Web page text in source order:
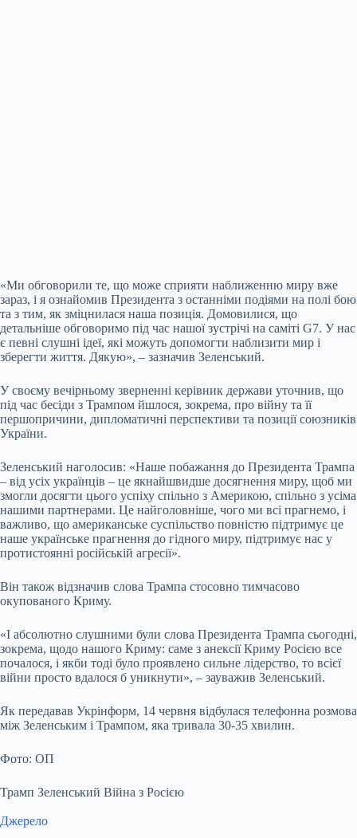
«Ми обговорили те, що може сприяти наближенню миру вже
зараз, і я ознайомив Президента з останніми подіями на полі бою
та з тим, як зміцнилася наша позиція. Домовилися, що
детальніше обговоримо під час нашої зустрічі на саміті G7. У нас
є певні слушні ідеї, які можуть допомогти наблизити мир і
зберегти життя. Дякую», – зазначив Зеленський.
У своєму вечірньому зверненні керівник держави уточнив, що
під час бесіди з Трампом йшлося, зокрема, про війну та її
першопричини, дипломатичні перспективи та позиції союзників
України.
Зеленський наголосив: «Наше побажання до Президента Трампа
– від усіх українців – це якнайшвидше досягнення миру, щоб ми
змогли досягти цього успіху спільно з Америкою, спільно з усіма
нашими партнерами. Це найголовніше, чого ми всі прагнемо, і
важливо, що американське суспільство повністю підтримує це
наше українське прагнення до гідного миру, підтримує нас у
протистоянні російській агресії».
Він також відзначив слова Трампа стосовно тимчасово
окупованого Криму.
«І абсолютно слушними були слова Президента Трампа сьогодні,
зокрема, щодо нашого Криму: саме з анексії Криму Росією все
почалося, і якби тоді було проявлено сильне лідерство, то всієї
війни просто вдалося б уникнути», – зауважив Зеленський.
Як передавав Укрінформ, 14 червня відбулася телефонна розмова
між Зеленським і Трампом, яка тривала 30-35 хвилин.
Фото: ОП
Трамп Зеленський Війна з Росією
Джерело